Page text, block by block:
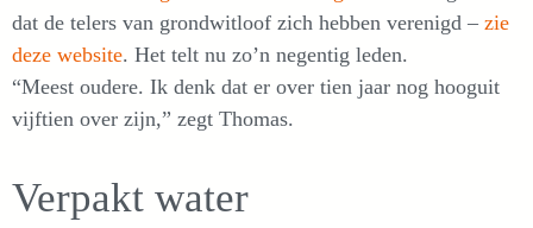
dat de telers van grondwitloof zich hebben verenigd – zie
deze website. Het telt nu zo’n negentig leden.
“Meest oudere. Ik denk dat er over tien jaar nog hooguit
vijftien over zijn,” zegt Thomas.
Verpakt water